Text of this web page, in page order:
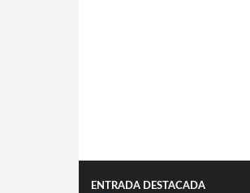
ENTRADA DESTACADA